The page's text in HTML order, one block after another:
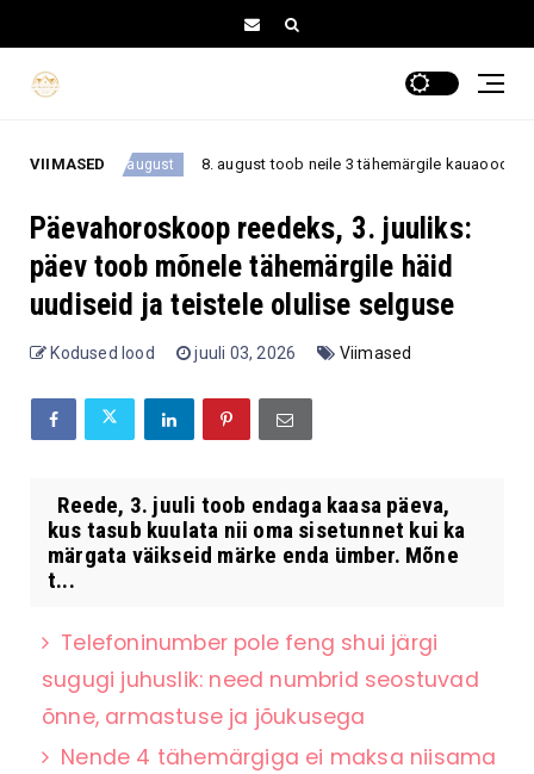
VIIMASED
8. august 8. august toob neile 3 tähemärgile kauaoodatud pöörde
Päevahoroskoop reedeks, 3. juuliks:
päev toob mõnele tähemärgile häid
uudiseid ja teistele olulise selguse
Kodused lood juuli 03, 2026 Viimased
Reede, 3. juuli toob endaga kaasa päeva,
kus tasub kuulata nii oma sisetunnet kui ka
märgata väikseid märke enda ümber. Mõne
t...
Telefoninumber pole feng shui järgi
sugugi juhuslik: need numbrid seostuvad
õnne, armastuse ja jõukusega
Nende 4 tähemärgiga ei maksa niisama